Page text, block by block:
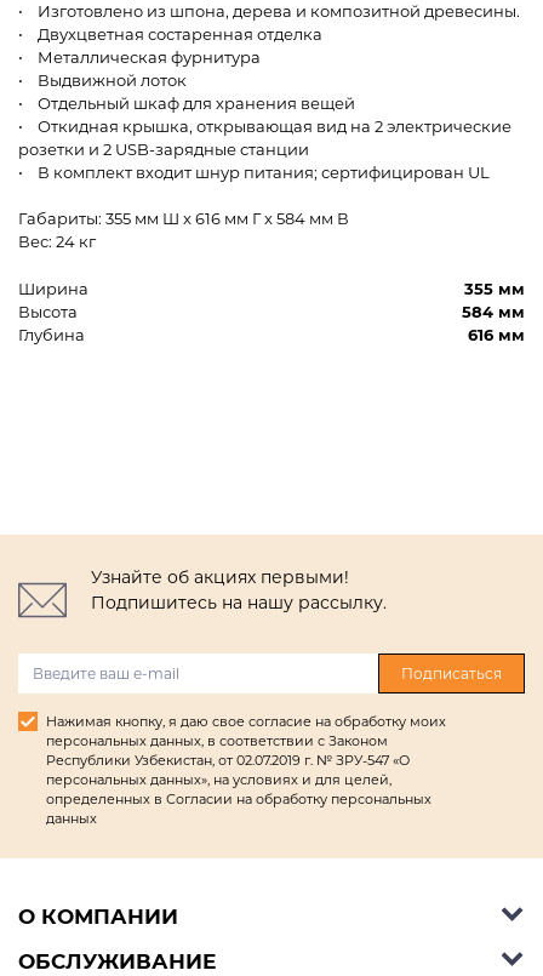
• Изготовлено из шпона, дерева и композитной древесины.
• Двухцветная состаренная отделка
• Металлическая фурнитура
• Выдвижной лоток
• Отдельный шкаф для хранения вещей
• Откидная крышка, открывающая вид на 2 электрические
розетки и 2 USB-зарядные станции
• В комплект входит шнур питания; сертифицирован UL
Габариты: 355 мм Ш x 616 мм Г x 584 мм В
Вес: 24 кг
Ширина
355 мм
Высота
584 мм
Глубина
616 мм
Узнайте об акциях первыми!
Подпишитесь на нашу рассылку.
Подписаться
Нажимая кнопку, я даю свое согласие на обработку моих
персональных данных, в соответствии с Законом
Республики Узбекистан, от 02.07.2019 г. № ЗРУ-547 «О
персональных данных», на условиях и для целей,
определенных в Согласии на обработку персональных
данных
О КОМПАНИИ
Об Ashley Furniture HomeStore
ОБСЛУЖИВАНИЕ